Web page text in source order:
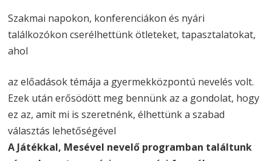
Szakmai napokon, konferenciákon és nyári
találkozókon cserélhettünk ötleteket, tapasztalatokat,
ahol
az előadások témája a gyermekközpontú nevelés volt.
Ezek után erősödött meg bennünk az a gondolat, hogy
ez az, amit mi is szeretnénk, élhettünk a szabad
választás lehetőségével
A Játékkal, Mesével nevelő programban találtunk